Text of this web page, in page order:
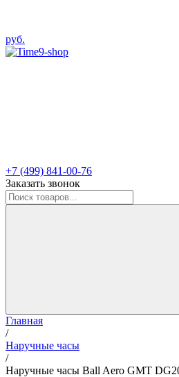
руб.
+7 (499) 841-00-76
Заказать звонок
Главная
/
Наручные часы
/
Наручные часы Ball Aero GMT